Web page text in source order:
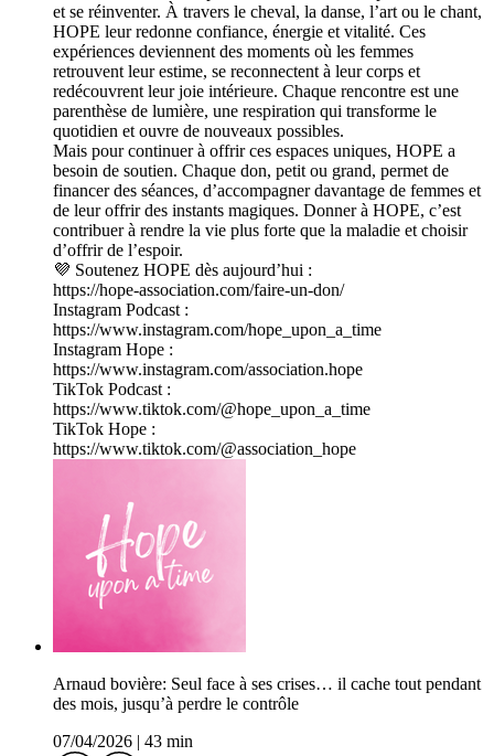
et se réinventer. À travers le cheval, la danse, l’art ou le chant,
HOPE leur redonne confiance, énergie et vitalité. Ces
expériences deviennent des moments où les femmes
retrouvent leur estime, se reconnectent à leur corps et
redécouvrent leur joie intérieure. Chaque rencontre est une
parenthèse de lumière, une respiration qui transforme le
quotidien et ouvre de nouveaux possibles.
Mais pour continuer à offrir ces espaces uniques, HOPE a
besoin de soutien. Chaque don, petit ou grand, permet de
financer des séances, d’accompagner davantage de femmes et
de leur offrir des instants magiques. Donner à HOPE, c’est
contribuer à rendre la vie plus forte que la maladie et choisir
d’offrir de l’espoir.
💜 Soutenez HOPE dès aujourd’hui :
https://hope-association.com/faire-un-don/
Instagram Podcast :
https://www.instagram.com/hope_upon_a_time
Instagram Hope :
https://www.instagram.com/association.hope
TikTok Podcast :
https://www.tiktok.com/@hope_upon_a_time
TikTok Hope :
https://www.tiktok.com/@association_hope
Arnaud bovière: Seul face à ses crises… il cache tout pendant
des mois, jusqu’à perdre le contrôle
07/04/2026
43 min